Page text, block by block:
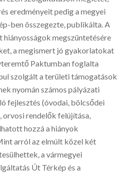
eredményeit pedig a megyei
ben összegezte, publikálta. A
megszüntetésére
a megismert jó gyakorlatokat
Paktumban foglalta
szolgált a területi támogatások
nyomán számos pályázati
fejlesztés (óvodai, bölcsődei
orvosi rendelők felújítása,
hozzá a hiányok
arról az elmúlt közel két
a vármegyei
Út Térkép és a